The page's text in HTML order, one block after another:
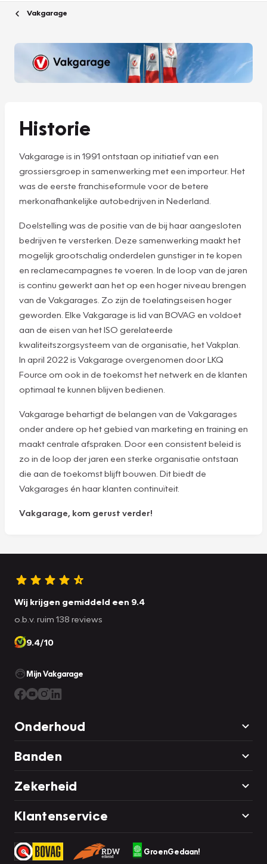
Vakgarage
Historie
Vakgarage is in 1991 ontstaan op initiatief van een
grossiersgroep in samenwerking met een importeur. Het
was de eerste franchiseformule voor de betere
merkonafhankelijke autobedrijven in Nederland.
Doelstelling was de positie van de bij haar aangesloten
bedrijven te versterken. Deze samenwerking maakt het
mogelijk grootschalig onderdelen gunstiger in te kopen
en reclamecampagnes te voeren. In de loop van de jaren
is continu gewerkt aan het op een hoger niveau brengen
van de Vakgarages. Zo zijn de toelatingseisen hoger
geworden. Elke Vakgarage is lid van BOVAG en voldoet
aan de eisen van het ISO gerelateerde
kwaliteitszorgsysteem van de organisatie, het Vakplan.
In april 2022 is Vakgarage overgenomen door LKQ
Fource om ook in de toekomst het netwerk en de klanten
optimaal te kunnen blijven bedienen.
Vakgarage behartigt de belangen van de Vakgarages
onder andere op het gebied van marketing en training en
maakt centrale afspraken. Door een consistent beleid is
zo in de loop der jaren een sterke organisatie ontstaan
die aan de toekomst blijft bouwen. Dit biedt de
Vakgarages én haar klanten continuïteit.
Vakgarage, kom gerust verder!
Wij krijgen gemiddeld een 9.4
o.b.v. ruim 138 reviews
9.4/10
Mijn Vakgarage
Onderhoud
Banden
Zekerheid
Klantenservice
GroenGedaan!